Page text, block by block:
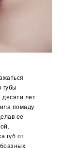
губы
лет
помаду
ее
губ от